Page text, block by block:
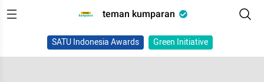
teman kumparan
SATU Indonesia Awards Green Initiative